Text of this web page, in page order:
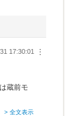
︙
17:30:01
蔵前モ
> 全文表示
できたて！公式サーク